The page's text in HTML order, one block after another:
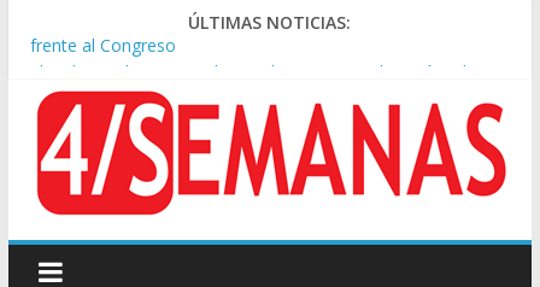
ÚLTIMAS NOTICIAS:
El rechazo al proyecto de Ley de Tierras predominó en las
redes
Manuel Belgrano: Reparación Historia en el solar natal
Confirmado: el papa León XIV visitará la Argentina entre el 8 y
el 11 de noviembre
Crisis diplomática: Brasil retiró a su embajador de la Argentina
tras los insultos de Milei a Lula
frente al Congreso